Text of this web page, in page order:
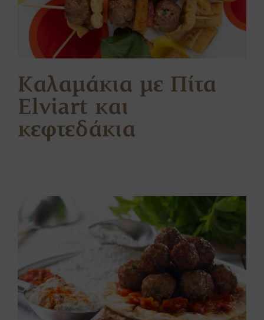
Καλαμάκια με Πίτα
Elviart και
κεφτεδάκια